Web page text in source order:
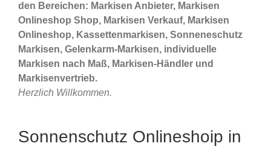
den Bereichen: Markisen Anbieter, Markisen
Onlineshop Shop, Markisen Verkauf, Markisen
Onlineshop, Kassettenmarkisen, Sonneneschutz
Markisen, Gelenkarm-Markisen, individuelle
Markisen nach Maß, Markisen-Händler und
Markisenvertrieb.
Herzlich Willkommen.
Sonnenschutz Onlineshoip in